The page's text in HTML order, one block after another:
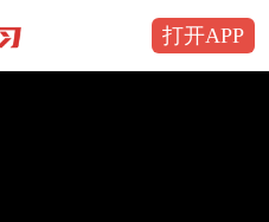
打开APP